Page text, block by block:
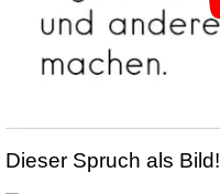
Dieser Spruch als Bild!